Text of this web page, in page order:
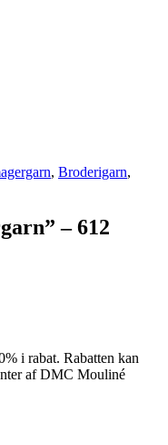
, Broderigarn,
– 612
i rabat. Rabatten kan
af DMC Mouliné